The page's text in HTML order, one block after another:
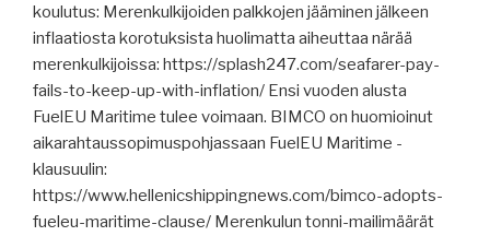
vuotta,
Meriaura,
Wärtsilä,
huoltovarmuudesta,
koulutus: Merenkulkijoiden palkkojen jääminen jälkeen
inflaatiosta korotuksista huolimatta aiheuttaa närää
merenkulkijoissa: https://splash247.com/seafarer-pay-
fails-to-keep-up-with-inflation/ Ensi vuoden alusta
FuelEU Maritime tulee voimaan. BIMCO on huomioinut
aikarahtaussopimuspohjassaan FuelEU Maritime -
klausuulin:
https://www.hellenicshippingnews.com/bimco-adopts-
fueleu-maritime-clause/ Merenkulun tonni-mailimäärät